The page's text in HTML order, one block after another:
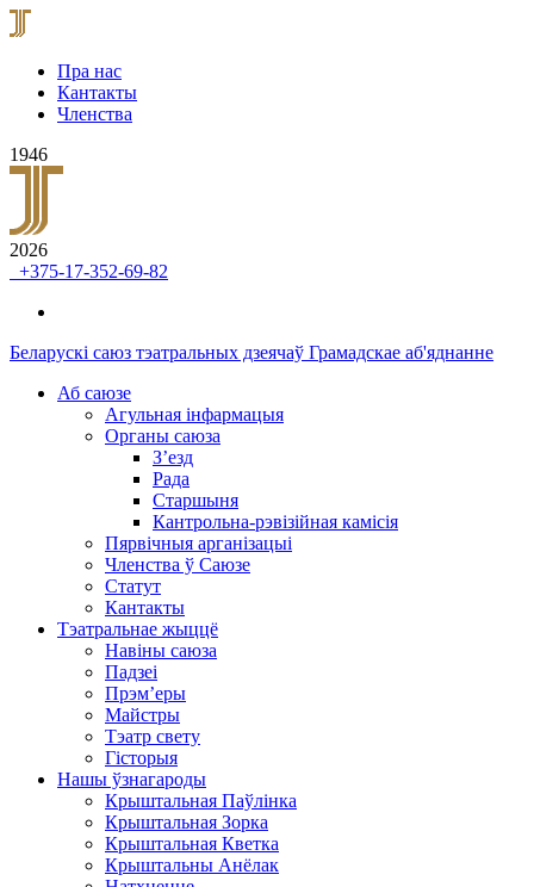
Пра нас
Кантакты
Членства
1946
2026
+375-17-352-69-82
Беларускі саюз тэатральных дзеячаў Грамадскае аб'яднанне
Аб саюзе
Агульная інфармацыя
Органы саюза
З’езд
Рада
Старшыня
Кантрольна-рэвізійная камісія
Пярвічныя арганізацыі
Членства ў Саюзе
Статут
Кантакты
Тэатральнае жыццё
Навіны саюза
Падзеі
Прэм’еры
Майстры
Тэатр свету
Гісторыя
Нашы ўзнагароды
Крыштальная Паўлінка
Крыштальная Зорка
Крыштальная Кветка
Крыштальны Анёлак